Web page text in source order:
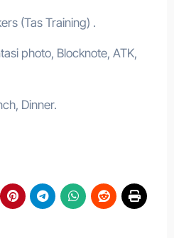
(Tas Training) .
photo, Blocknote, ATK,
Dinner.